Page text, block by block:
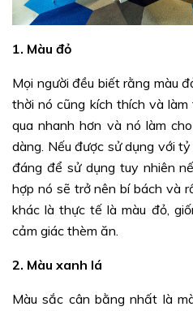
1. Màu đỏ
Mọi người đều biết rằng màu
thời nó cũng kích thích và
qua nhanh hơn và nó làm
dàng. Nếu được sử dụng với
đáng để sử dụng tuy nhiên
hợp nó sẽ trở nên bí bách và
khác là thực tế là màu đỏ,
cảm giác thèm ăn.
2. Màu xanh lá
Màu sắc cân bằng nhất là